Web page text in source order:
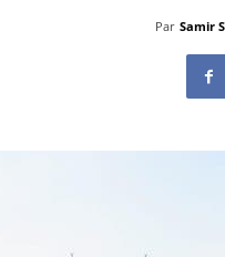
Par Samir